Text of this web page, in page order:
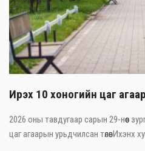
Ирэх 10 хоногийн цаг
2026 оны тавдугаар сарын 29-нөөс
цаг агаарын урьдчилсан төлөвИхэнх